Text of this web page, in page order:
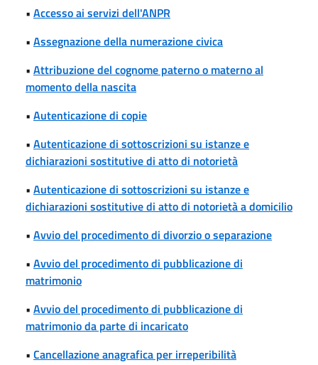
• Accesso ai servizi dell'ANPR
• Assegnazione della numerazione civica
• Attribuzione del cognome paterno o materno al
momento della nascita
• Autenticazione di copie
• Autenticazione di sottoscrizioni su istanze e
dichiarazioni sostitutive di atto di notorietà
• Autenticazione di sottoscrizioni su istanze e
dichiarazioni sostitutive di atto di notorietà a domicilio
• Avvio del procedimento di divorzio o separazione
• Avvio del procedimento di pubblicazione di
matrimonio
• Avvio del procedimento di pubblicazione di
matrimonio da parte di incaricato
• Cancellazione anagrafica per irreperibilità